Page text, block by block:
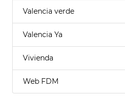
Valencia verde
Valencia Ya
Vivienda
Web FDM